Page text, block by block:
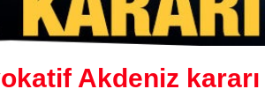
Akdeniz kararı